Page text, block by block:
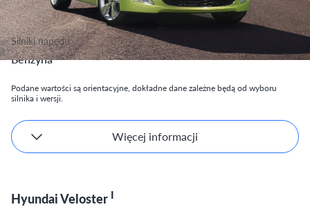
Hatchback
Silniki napędu
Benzyna
Podane wartości są orientacyjne, dokładne dane zależne będą od wyboru
silnika i wersji.
Więcej informacji
Hyundai Veloster I